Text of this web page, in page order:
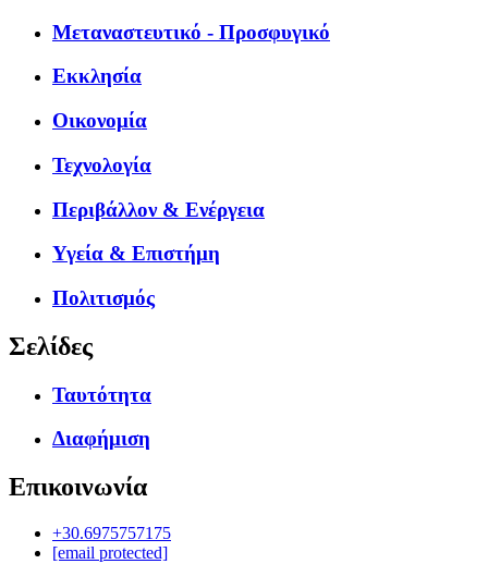
Μεταναστευτικό - Προσφυγικό
Εκκλησία
Οικονομία
Τεχνολογία
Περιβάλλον & Ενέργεια
Υγεία & Επιστήμη
Πολιτισμός
Σελίδες
Ταυτότητα
Διαφήμιση
Επικοινωνία
+30.6975757175
[email protected]